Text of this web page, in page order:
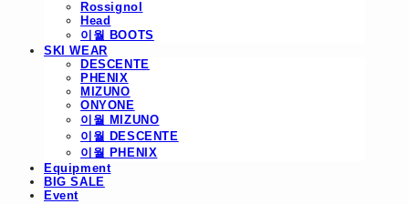
Rossignol
Head
이월 BOOTS
SKI WEAR
DESCENTE
PHENIX
MIZUNO
ONYONE
이월 MIZUNO
이월 DESCENTE
이월 PHENIX
Equipment
BIG SALE
Event